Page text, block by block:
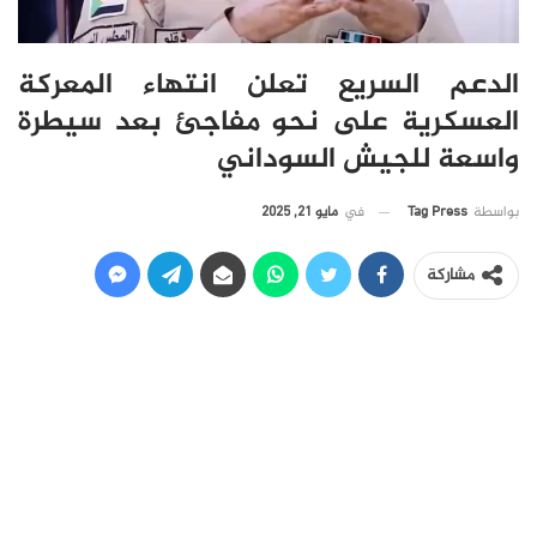
الدعم السريع تعلن انتهاء المعركة
العسكرية على نحو مفاجئ بعد سيطرة
واسعة للجيش السوداني
بواسطة Tag Press في مايو 21, 2025
مشاركة